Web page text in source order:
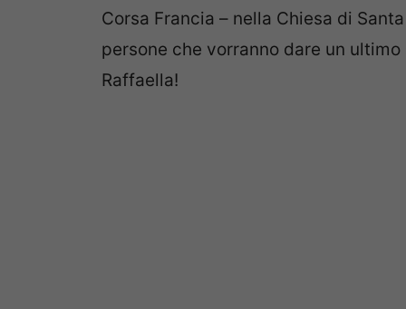
Corsa Francia – nella Chiesa di
persone che vorranno dare un
Raffaella!